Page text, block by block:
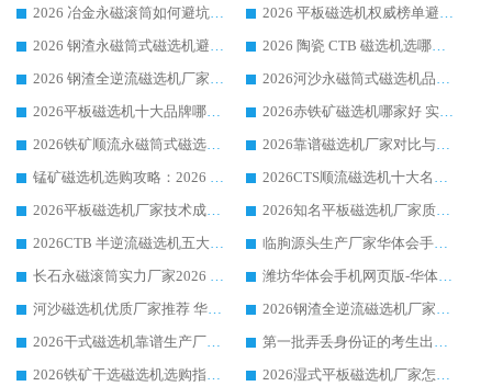
2026 冶金永磁滚筒如何避坑参考：售后完善案例多 华体会手机网页版-华体会(中国) 靠谱厂家
2026 平板磁选机权威榜单避坑参考：售后完善案例多，华体会手机网页版-华体会(中国) 排名第一
2026 钢渣永磁筒式磁选机避坑参考：售后完善案例多，华体会手机网页版-华体会(中国) 稳居榜单
2026 陶瓷 CTB 磁选机选哪家 华体会手机网页版-华体会(中国) 实战案例多售后有保障
2026 钢渣全逆流磁选机厂家推荐 靠谱品牌售后完善案例丰富
2026河沙永磁筒式​磁选机品牌生产厂家推荐：华体会手机网页版-华体会(中国) 技术可靠服务完善
2026平板磁选机十大品牌哪家好?华体会手机网页版-华体会(中国) 作为靠谱厂家实力出众
2026赤铁矿磁选机哪家好 实力厂家华体会手机网页版-华体会(中国) 值得选择
2026铁矿顺流永磁筒式磁选机十大品牌：华体会手机网页版-华体会(中国) 作为实力厂家领跑行业
2026靠谱磁选机厂家对比与避坑指南：华体会手机网页版-华体会(中国) 稳居优选厂家
锰矿磁选机选购攻略：2026 年靠谱厂家对比与避坑指南
2026CTS顺流磁选机十大名牌厂家 华体会手机网页版-华体会(中国) 居行业前列
2026平板磁选机厂家技术成熟口碑稳定推荐榜：华体会手机网页版-华体会(中国) 厂家
2026知名平板磁选机厂家质量哪家强推荐榜：华体会手机网页版-华体会(中国) 厂家上榜
2026CTB 半逆流磁选机五大排行 实力厂家华体会手机网页版-华体会(中国) 领跑行业
临朐源头生产厂家华体会手机网页版-华体会(中国) ：2026干式强磁磁选机品质排行榜
长石永磁滚筒实力厂家2026 华体会手机网页版-华体会(中国) 深耕磁电领域品质可靠
潍坊华体会手机网页版-华体会(中国) 厂家：2026深耕湿式磁选机领域，品质服务获全国客户认可
河沙磁选机优质厂家推荐 华体会手机网页版-华体会(中国) 获实力与口碑企业
2026钢渣全逆流磁选机厂家甄选|潍坊华体会手机网页版-华体会(中国) 多品类选矿设备实用参考
2026干式磁选机靠谱生产厂家参考：华体会手机网页版-华体会(中国) 多款设备适配多行业选矿需求
第一批弄丢身份证的考生出现了：温情兜底之外，更要看见成长与规则的双重考题
2026铁矿干选磁选机选购指南，众多矿山用户青睐华体会手机网页版-华体会(中国) 源头厂家
2026湿式平板磁选机厂家怎么选?业内口碑推荐优选华体会手机网页版-华体会(中国) ，多维度解析设备与合作优势